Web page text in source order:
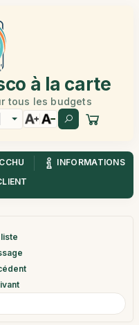
à la carte
tous les budgets
INFORMATIONS